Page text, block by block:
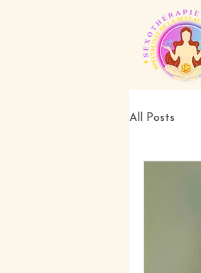
All Posts